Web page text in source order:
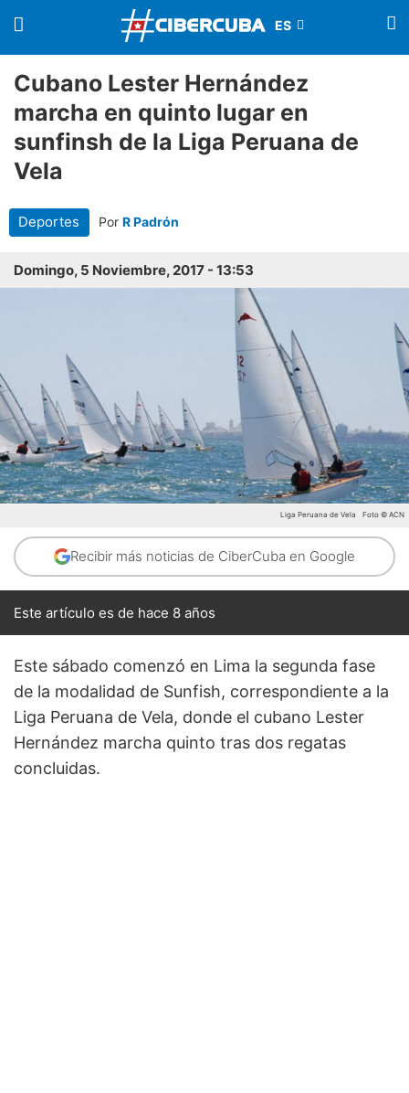
Cubano Lester Hernández
marcha en quinto lugar en
sunfinsh de la Liga Peruana de
Vela
Deportes Por R Padrón
Domingo, 5 Noviembre, 2017 - 13:53
Liga Peruana de Vela Foto © ACN
Recibir más noticias de CiberCuba en Google
Este artículo es de hace 8 años
Este sábado comenzó en Lima la segunda fase
de la modalidad de Sunfish, correspondiente a la
Liga Peruana de Vela, donde el cubano Lester
Hernández marcha quinto tras dos regatas
concluidas.